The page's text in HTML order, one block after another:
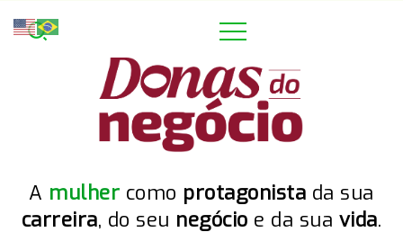
A mulher como protagonista da sua
carreira, do seu negócio e da sua vida.